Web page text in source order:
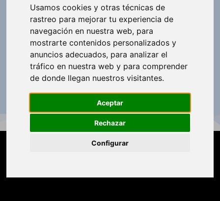
Usamos cookies y otras técnicas de
rastreo para mejorar tu experiencia de
navegación en nuestra web, para
mostrarte contenidos personalizados y
anuncios adecuados, para analizar el
tráfico en nuestra web y para comprender
de donde llegan nuestros visitantes.
Aceptar
Rechazar
Configurar
"Encontré Volcano por Internet, hablé
con alguno de vuestros clientes y me lo
recomendaron y tengo que decir que es
una de las mejores decisiones a nivel de
gestión que hemos podido tomar."